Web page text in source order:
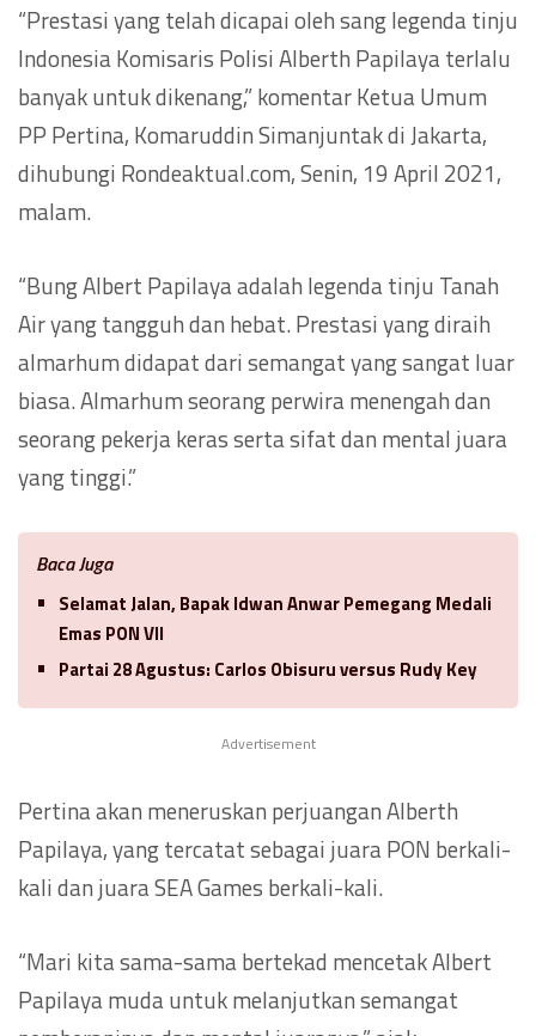
“Prestasi yang telah dicapai oleh sang legenda tinju
Indonesia Komisaris Polisi Alberth Papilaya terlalu
banyak untuk dikenang,” komentar Ketua Umum
PP Pertina, Komaruddin Simanjuntak di Jakarta,
dihubungi Rondeaktual.com, Senin, 19 April 2021,
malam.
“Bung Albert Papilaya adalah legenda tinju Tanah
Air yang tangguh dan hebat. Prestasi yang diraih
almarhum didapat dari semangat yang sangat luar
biasa. Almarhum seorang perwira menengah dan
seorang pekerja keras serta sifat dan mental juara
yang tinggi.”
Baca Juga
Selamat Jalan, Bapak Idwan Anwar Pemegang Medali
Emas PON VII
Partai 28 Agustus: Carlos Obisuru versus Rudy Key
Advertisement
Pertina akan meneruskan perjuangan Alberth
Papilaya, yang tercatat sebagai juara PON berkali-
kali dan juara SEA Games berkali-kali.
“Mari kita sama-sama bertekad mencetak Albert
Papilaya muda untuk melanjutkan semangat